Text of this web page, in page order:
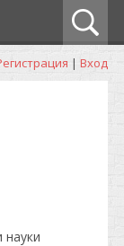
| Вход
науки